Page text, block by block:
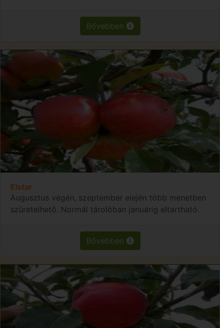
Bővebben
Elstar
Augusztus végén, szeptember elején több menetben
szüretelhető. Normál tárolóban januárig eltartható.
Bővebben